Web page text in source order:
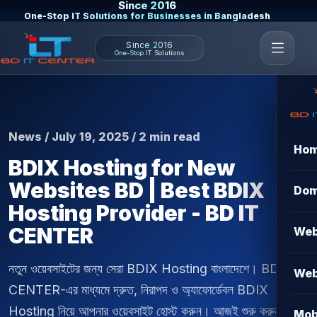
Since 2016
One-Stop IT Solutions for Businesses in Bangladesh
Since 2016
One-Stop IT Solutions
News / July 19, 2025 / 2 min read
BDIX Hosting for New
Websites BD | Best BDIX
Hosting Provider - BD IT
CENTER
নতুন ওয়েবসাইটের জন্য সেরা BDIX Hosting বাংলাদেশে। BD IT
CENTER-এর মাধ্যমে দ্রুত, নিরাপদ ও অ্যাফোর্ডেবল BDIX
Hosting নিয়ে আপনার ওয়েবসাইট হোস্ট করুন। আজই শুরু করুন!